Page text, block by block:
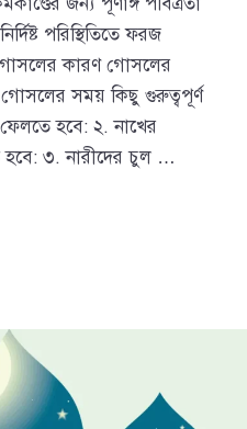
পরিস্থিতিতে ফরজ
কারণ গোসলের
গোসলের সময় কিছু গুরুত্বপূর্ণ
ফেলতে হবে: ২. নাখের
হবে: ৩. নারীদের চুল …